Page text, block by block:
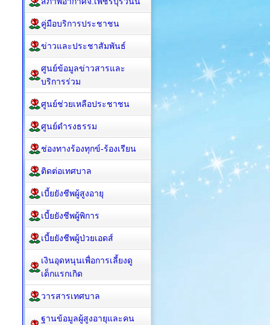
คู่มือบริการประชาชน
ข่าวและประชาสัมพันธ์
ศูนย์ข้อมูลข่าวสารและ
บริการร่วม
ศูนย์ช่วยเหลือประชาชน
ศูนย์ดำรงธรรม
ช่องทางร้องทุกข์-ร้องเรียน
ติดต่อเทศบาล
เบี้ยยังชีพผู้สูงอายุ
เบี้ยยังชีพผู้พิการ
เบี้ยยังชีพผู้ป่วยเอดส์
เงินอุดหนุนเพื่อการเลี้ยงดู
เด็กแรกเกิด
วารสารเทศบาล
ฐานข้อมูลผู้สูงอายุและคน